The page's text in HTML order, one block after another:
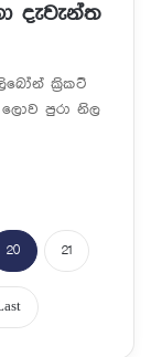
දැවැන්ත
ක්‍රිකට්
ලොව පුරා නිල
20 21